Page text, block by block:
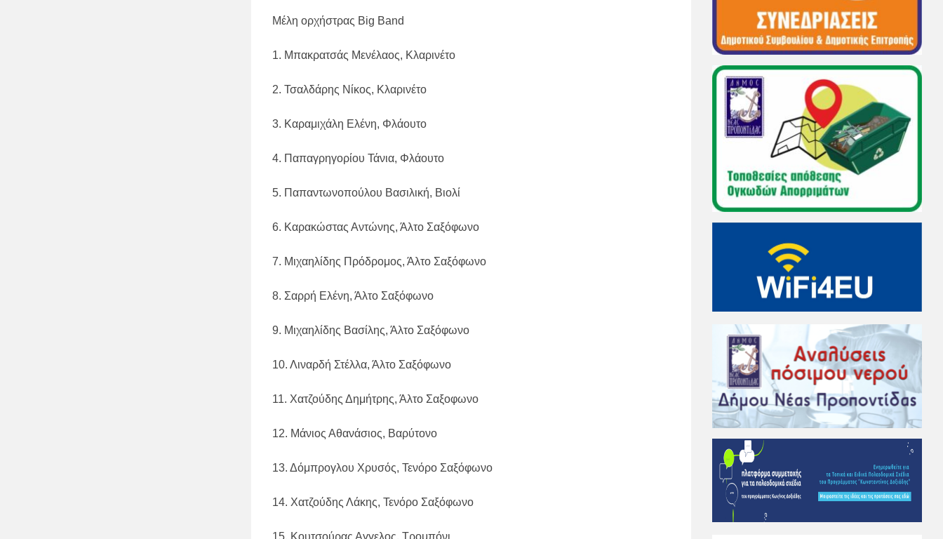
Μέλη ορχήστρας Big Band
1. Μπακρατσάς Μενέλαος, Κλαρινέτο
2. Τσαλδάρης Νίκος, Κλαρινέτο
3. Καραμιχάλη Ελένη, Φλάουτο
4. Παπαγρηγορίου Τάνια, Φλάουτο
5. Παπαντωνοπούλου Βασιλική, Βιολί
6. Καρακώστας Αντώνης, Άλτο Σαξόφωνο
7. Μιχαηλίδης Πρόδρομος, Άλτο Σαξόφωνο
8. Σαρρή Ελένη, Άλτο Σαξόφωνο
9. Μιχαηλίδης Βασίλης, Άλτο Σαξόφωνο
10. Λιναρδή Στέλλα, Άλτο Σαξόφωνο
11. Χατζούδης Δημήτρης, Άλτο Σαξοφωνο
12. Μάνιος Αθανάσιος, Βαρύτονο
13. Δόμπρογλου Χρυσός, Τενόρο Σαξόφωνο
14. Χατζούδης Λάκης, Τενόρο Σαξόφωνο
15. Κουτσούρας Αγγελος, Τρομπόνι